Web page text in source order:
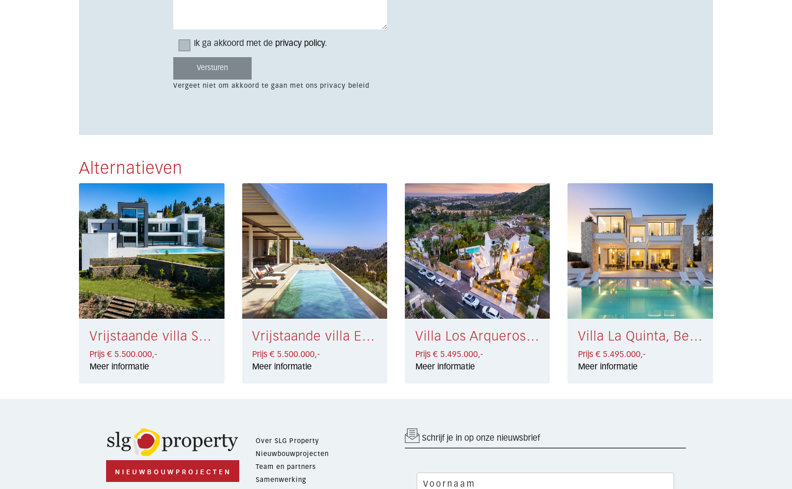
Ik ga akkoord met de privacy policy.
Vergeet niet om akkoord te gaan met ons privacy beleid
Alternatieven
Vrijstaande villa Sotogrande Alto € 5.500.000,-
Prijs € 5.500.000,-
Meer informatie
Vrijstaande villa El Madroñal € 5.500.000,-
Prijs € 5.500.000,-
Meer informatie
Villa Los Arqueros € 5.495.000,-
Prijs € 5.495.000,-
Meer informatie
Villa La Quinta, Benahavís € 5.495.000,-
Prijs € 5.495.000,-
Meer informatie
Over SLG Property
Nieuwbouwprojecten
Team en partners
Samenwerking
Schrijf je in op onze nieuwsbrief